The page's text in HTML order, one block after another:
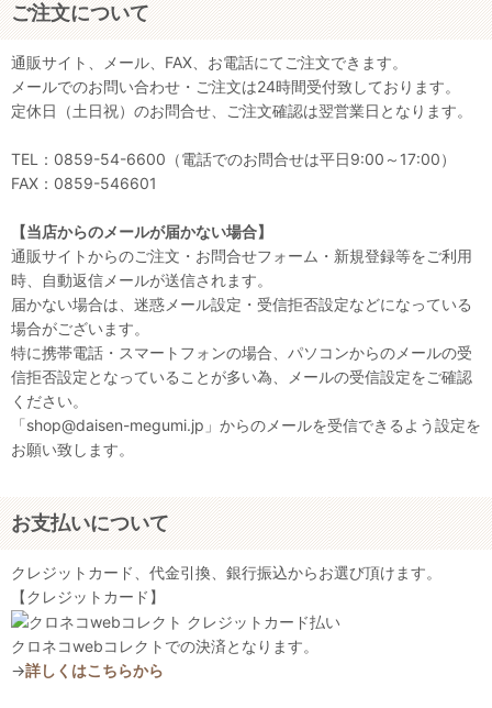
ご注文について
通販サイト、メール、FAX、お電話にてご注文できます。
メールでのお問い合わせ・ご注文は24時間受付致しております。
定休日（土日祝）のお問合せ、ご注文確認は翌営業日となります。
TEL：0859-54-6600（電話でのお問合せは平日9:00～17:00）
FAX：0859-546601
【当店からのメールが届かない場合】
通販サイトからのご注文・お問合せフォーム・新規登録等をご利用
時、自動返信メールが送信されます。
届かない場合は、迷惑メール設定・受信拒否設定などになっている
場合がございます。
特に携帯電話・スマートフォンの場合、パソコンからのメールの受
信拒否設定となっていることが多い為、メールの受信設定をご確認
ください。
「shop@daisen-megumi.jp」からのメールを受信できるよう設定を
お願い致します。
お支払いについて
クレジットカード、代金引換、銀行振込からお選び頂けます。
【クレジットカード】
クロネコwebコレクトでの決済となります。
→詳しくはこちらから